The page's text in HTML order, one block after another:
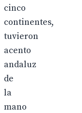
cinco
continentes,
tuvieron
acento
andaluz
de
la
mano